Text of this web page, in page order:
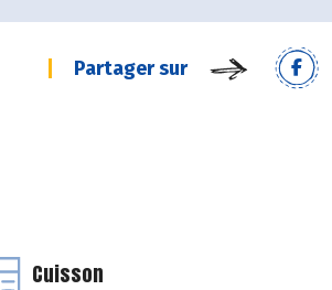
Partager sur
Cuisson